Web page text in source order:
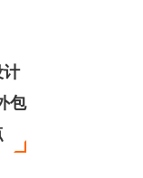
计
包